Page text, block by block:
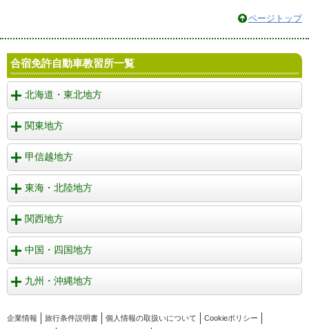
ページトップ
合宿免許自動車教習所一覧
北海道・東北地方
関東地方
甲信越地方
東海・北陸地方
関西地方
中国・四国地方
九州・沖縄地方
企業情報 旅行条件説明書 個人情報の取扱いについて
Cookieポリシー